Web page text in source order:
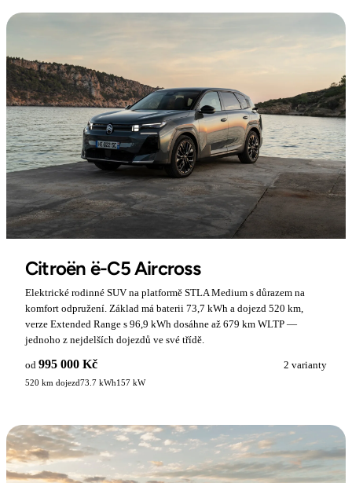
Citroën ë-C5 Aircross
Elektrické rodinné SUV na platformě STLA Medium s důrazem na
komfort odpružení. Základ má baterii 73,7 kWh a dojezd 520 km,
verze Extended Range s 96,9 kWh dosáhne až 679 km WLTP —
jednoho z nejdelších dojezdů ve své třídě.
od 995 000 Kč 2 varianty
520 km dojezd73.7 kWh157 kW